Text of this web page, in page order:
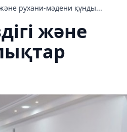
және рухани-мәдени құнды...
және